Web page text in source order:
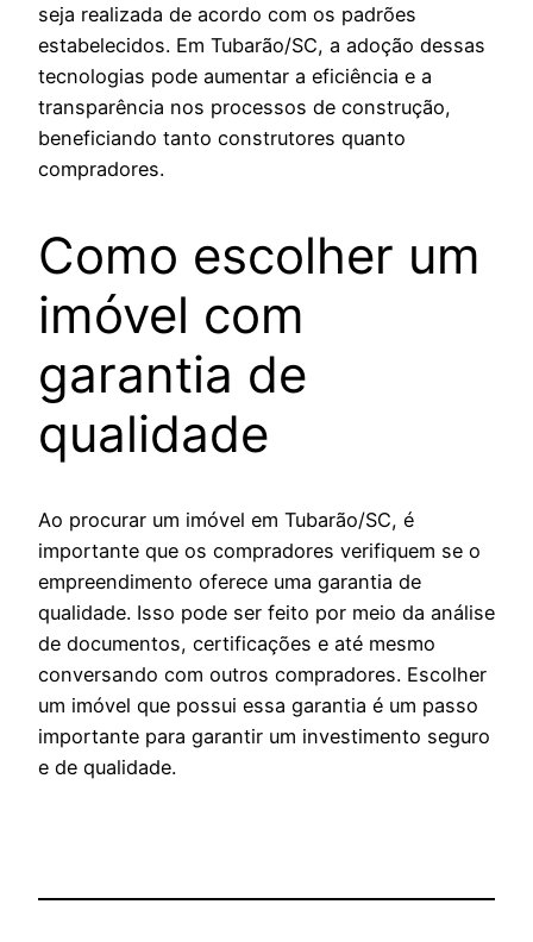
seja realizada de acordo com os padrões
estabelecidos. Em Tubarão/SC, a adoção dessas
tecnologias pode aumentar a eficiência e a
transparência nos processos de construção,
beneficiando tanto construtores quanto
compradores.
Como escolher um
imóvel com
garantia de
qualidade
Ao procurar um imóvel em Tubarão/SC, é
importante que os compradores verifiquem se o
empreendimento oferece uma garantia de
qualidade. Isso pode ser feito por meio da análise
de documentos, certificações e até mesmo
conversando com outros compradores. Escolher
um imóvel que possui essa garantia é um passo
importante para garantir um investimento seguro
e de qualidade.